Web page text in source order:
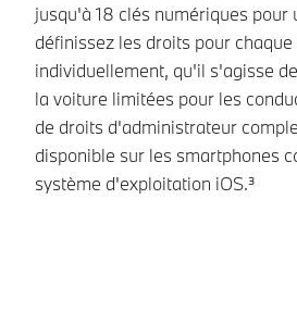
jusqu'à 18 clés numériques pour
définissez les droits pour chaque
individuellement, qu'il s'agisse
la voiture limitées pour les
de droits d'administrateur
disponible sur les smartphones
système d'exploitation iOS.³